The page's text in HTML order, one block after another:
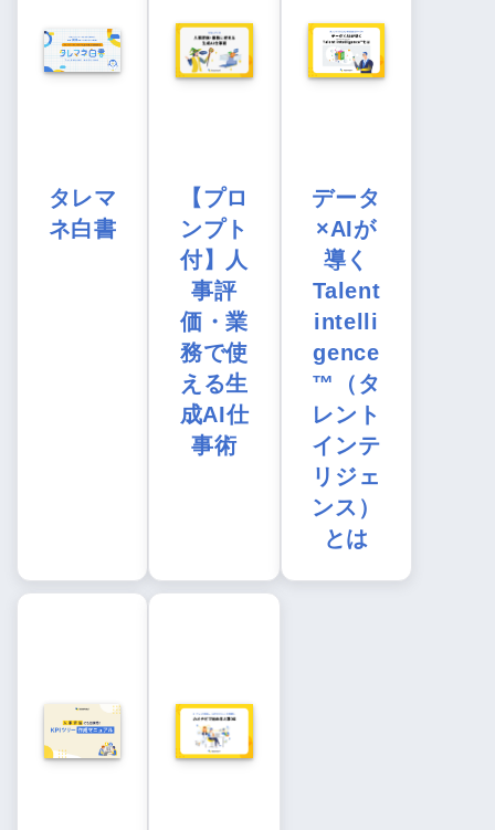
タレマ
ネ白書
【プロ
ンプト
付】人
事評
価・業
務で使
える生
成AI仕
事術
データ
×AIが
導く
Talent
intelli
gence
™（タ
レント
インテ
リジェ
ンス）
とは